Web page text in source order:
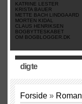
KATRINE LESTER
KRISTA BAUER
METTE BACH LINDGAARD
MORTEN KIDAL
CLAUS HENRIKSEN
BOGBYTTESKABET
OM BOGBLOGGER.DK
digte
Forside » Roman